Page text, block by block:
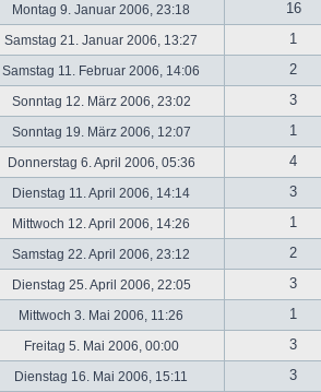
Montag 9. Januar 2006, 23:18
16
Samstag 21. Januar 2006, 13:27
1
Samstag 11. Februar 2006, 14:06
2
Sonntag 12. März 2006, 23:02
3
Sonntag 19. März 2006, 12:07
1
Donnerstag 6. April 2006, 05:36
4
Dienstag 11. April 2006, 14:14
3
Mittwoch 12. April 2006, 14:26
1
Samstag 22. April 2006, 23:12
2
Dienstag 25. April 2006, 22:05
3
Mittwoch 3. Mai 2006, 11:26
1
Freitag 5. Mai 2006, 00:00
3
Dienstag 16. Mai 2006, 15:11
3